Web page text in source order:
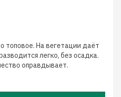
топовое. На вегетации даёт
легко, без осадка.
оправдывает.